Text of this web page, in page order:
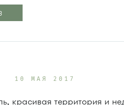
10 МАЯ 2017
красивая территория и